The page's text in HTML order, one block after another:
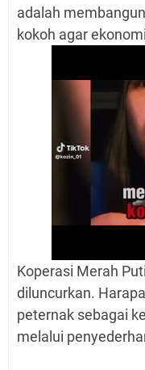
adalah
kokoh agar
Koperasi Merah
diluncurkan.
peternak sebagai
melalui